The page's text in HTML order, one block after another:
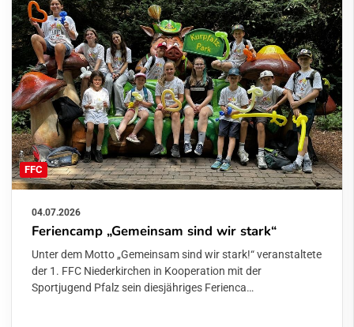
FFC
04.07.2026
Feriencamp „Gemeinsam sind wir stark“
Unter dem Motto „Gemeinsam sind wir stark!“ veranstaltete
der 1. FFC Niederkirchen in Kooperation mit der
Sportjugend Pfalz sein diesjähriges Ferienca…